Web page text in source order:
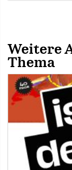
Weitere
Thema